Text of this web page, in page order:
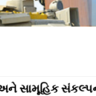
સામૂહિક